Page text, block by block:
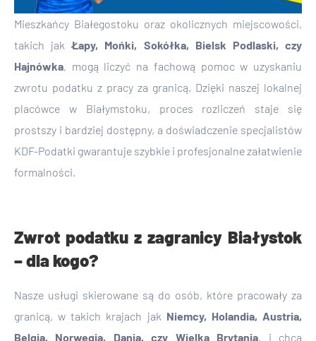
Mieszkańcy Białegostoku oraz okolicznych miejscowości,
takich jakŁapy, Mońki, Sokółka, Bielsk Podlaski, czy
Hajnówka, mogą liczyć na fachową pomoc w uzyskaniu
zwrotu podatku z pracy za granicą. Dzięki naszej lokalnej
placówce w Białymstoku, proces rozliczeń staje się
prostszy i bardziej dostępny, a doświadczenie specjalistów
KDF-Podatki gwarantuje szybkie i profesjonalne załatwienie
formalności.
Zwrot podatku z zagranicy Białystok
– dla kogo?
Nasze usługi skierowane są do osób, które pracowały za
granicą, w takich krajach jak Niemcy, Holandia, Austria,
Belgia, Norwegia, Dania, czy Wielka Brytania, i chcą